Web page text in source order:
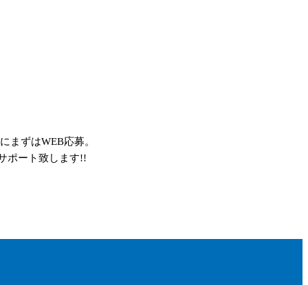
まずはWEB応募。
ポート致します!!